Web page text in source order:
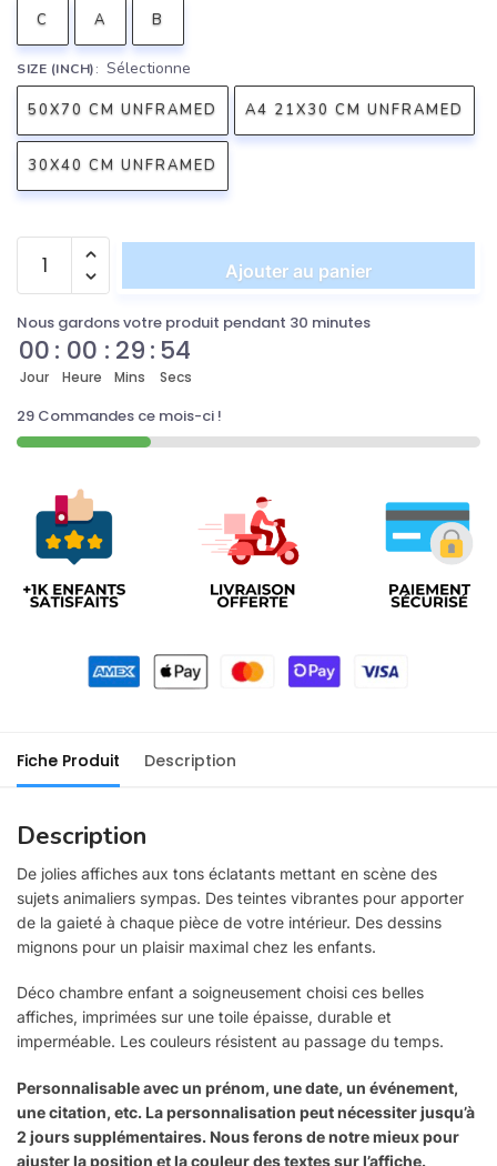
C A B
SIZE (INCH): Sélectionne
50X70 CM UNFRAMED A4 21X30 CM UNFRAMED
30X40 CM UNFRAMED
Ajouter au panier
Nous gardons votre produit pendant 30 minutes
00
Jour
: 00
Heure
: 29
Mins
:54
Secs
29 Commandes ce mois-ci !
Fiche Produit Description
Description
De jolies affiches aux tons éclatants mettant en scène des
sujets animaliers sympas. Des teintes vibrantes pour apporter
de la gaieté à chaque pièce de votre intérieur. Des dessins
mignons pour un plaisir maximal chez les enfants.
Déco chambre enfant a soigneusement choisi ces belles
affiches, imprimées sur une toile épaisse, durable et
imperméable. Les couleurs résistent au passage du temps.
Personnalisable avec un prénom, une date, un événement,
une citation, etc. La personnalisation peut nécessiter jusqu’à
2 jours supplémentaires. Nous ferons de notre mieux pour
ajuster la position et la couleur des textes sur l’affiche.